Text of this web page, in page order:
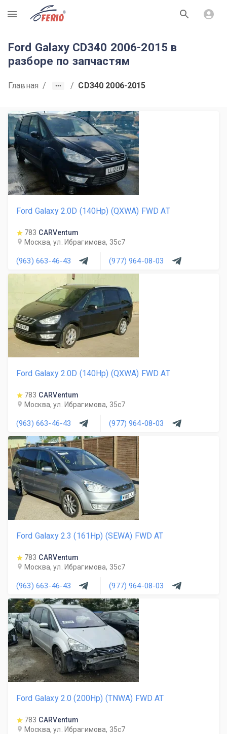
R
Ford Galaxy CD340 2006-2015 в
разборе по запчастям
Главная / / CD340 2006-2015
Ford Galaxy 2.0D (140Hp) (QXWA) FWD AT
783 CARVentum
Москва, ул. Ибрагимова, 35с7
(963) 663-46-43 (977) 964-08-03
Ford Galaxy 2.0D (140Hp) (QXWA) FWD AT
783 CARVentum
Москва, ул. Ибрагимова, 35с7
(963) 663-46-43 (977) 964-08-03
Ford Galaxy 2.3 (161Hp) (SEWA) FWD AT
783 CARVentum
Москва, ул. Ибрагимова, 35с7
(963) 663-46-43 (977) 964-08-03
Ford Galaxy 2.0 (200Hp) (TNWA) FWD AT
783 CARVentum
Москва, ул. Ибрагимова, 35с7